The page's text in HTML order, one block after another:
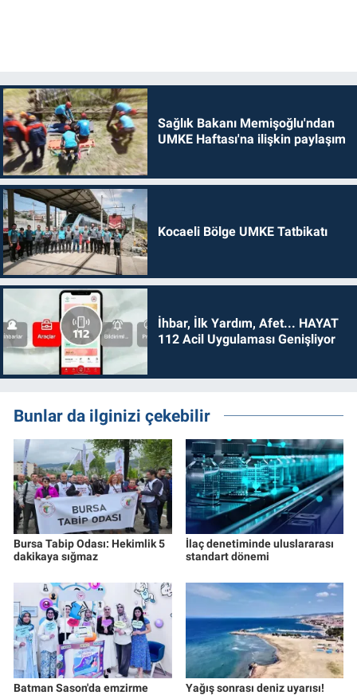
Sağlık Bakanı Memişoğlu'ndan
UMKE Haftası'na ilişkin paylaşım
Kocaeli Bölge UMKE Tatbikatı
İhbar, İlk Yardım, Afet... HAYAT
112 Acil Uygulaması Genişliyor
Bunlar da ilginizi çekebilir
Bursa Tabip Odası: Hekimlik 5
dakikaya sığmaz
İlaç denetiminde uluslararası
standart dönemi
Batman Sason'da emzirme
Yağış sonrası deniz uyarısı!